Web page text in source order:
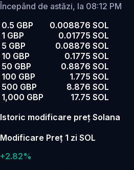
Începând de astăzi, la 08:12 PM
0.5 GBP
0.008876 SOL
1 GBP
0.01775 SOL
5 GBP
0.08876 SOL
10 GBP
0.1775 SOL
50 GBP
0.8876 SOL
100 GBP
1.775 SOL
500 GBP
8.876 SOL
1,000 GBP
17.75 SOL
Istoric modificare preț Solana
Modificare Preț 1 zi SOL
+2.82%